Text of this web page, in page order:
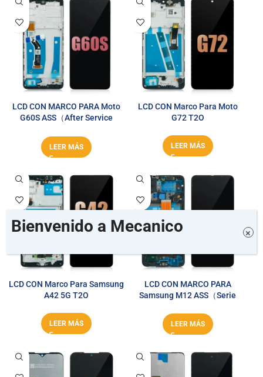
LCD CON MARCO PARA Moto
G60S ASS（After Service
LEER MÁS
LCD CON Marco Para Moto
G72 T2O
LEER MÁS
LCD CON Marco Para Samsung
A42 5G T2O
LEER MÁS
LCD CON MARCO PARA
Samsung M12 ASS（Serie
LEER MÁS
Bienvenido a Mecanico ×